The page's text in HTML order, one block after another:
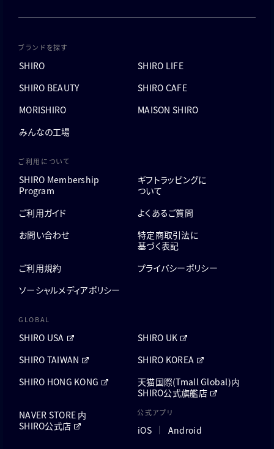
ブランドを探す
SHIRO
SHIRO LIFE
SHIRO BEAUTY
SHIRO CAFE
MORISHIRO
MAISON SHIRO
みんなの工場
ご利用について
SHIRO Membership
Program
ギフトラッピングに
ついて
ご利用ガイド
よくあるご質問
お問い合わせ
特定商取引法に
基づく表記
ご利用規約
プライバシーポリシー
ソーシャルメディアポリシー
GLOBAL
SHIRO USA
SHIRO UK
SHIRO TAIWAN
SHIRO KOREA
SHIRO HONG KONG
天猫国際(Tmall Global)内
SHIRO公式旗艦店
NAVER STORE 内
SHIRO公式店
公式アプリ
iOS Android